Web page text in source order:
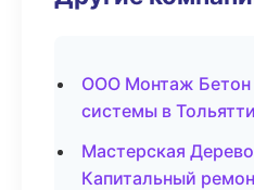
ООО Монтаж
системы в Тольятти
Мастерская
Капитальный